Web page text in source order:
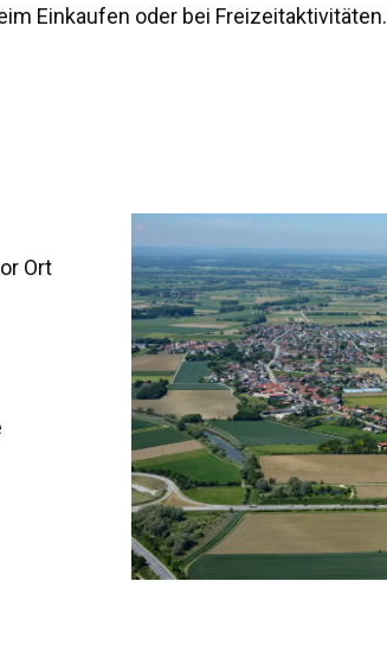
Einkaufen oder bei
Ort